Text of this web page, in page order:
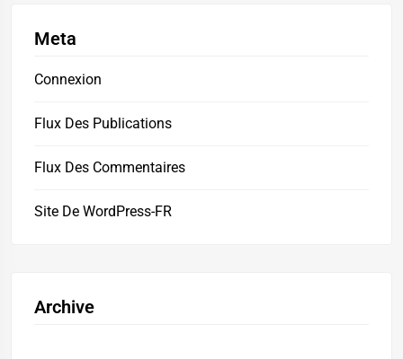
Meta
Connexion
Flux Des Publications
Flux Des Commentaires
Site De WordPress-FR
Archive